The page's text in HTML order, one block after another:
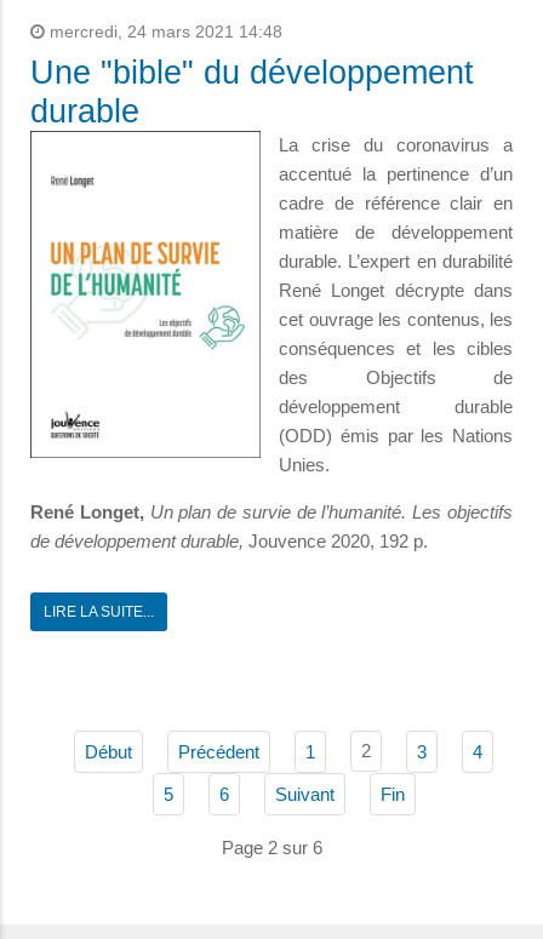
mercredi, 24 mars 2021 14:48
Une "bible" du développement
durable
La crise du coronavirus a
accentué la pertinence d’un
cadre de référence clair en
matière de développement
durable. L’expert en durabilité
René Longet décrypte dans
cet ouvrage les contenus, les
conséquences et les cibles
des Objectifs de
développement durable
(ODD) émis par les Nations
Unies.
René Longet, Un plan de survie de l’humanité.Les objectifs
de développement durable, Jouvence 2020, 192 p.
LIRE LA SUITE...
Début Précédent 1 2 3 4
5 6 Suivant Fin
Page 2 sur 6